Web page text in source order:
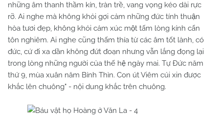
những âm thanh thầm kín, tràn trề, vang vọng kéo dài rực
rỡ. Ai nghe mà không khỏi gợi cảm những đức tính thuận
hòa tươi đẹp, không khỏi cảm xúc một tấm lòng kính cẩn
tôn nghiêm. Ai nghe cũng thấm thía từ các âm tốt lành, có
đức, cứ đi xa dần không đứt đoạn nhưng vẫn lắng đọng lại
trong lòng những người của thế hệ ngày mai. Tự Đức năm
thứ 9, mùa xuân năm Bính Thìn. Con út Viêm cúi xin được
khắc lên chuông" - nội dung khắc trên chuông.